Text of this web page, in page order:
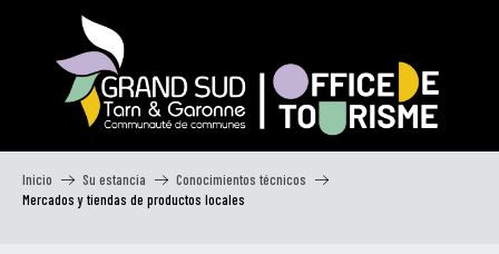
Inicio Su estancia
Conocimientos técnicos
Mercados y tiendas de productos locales